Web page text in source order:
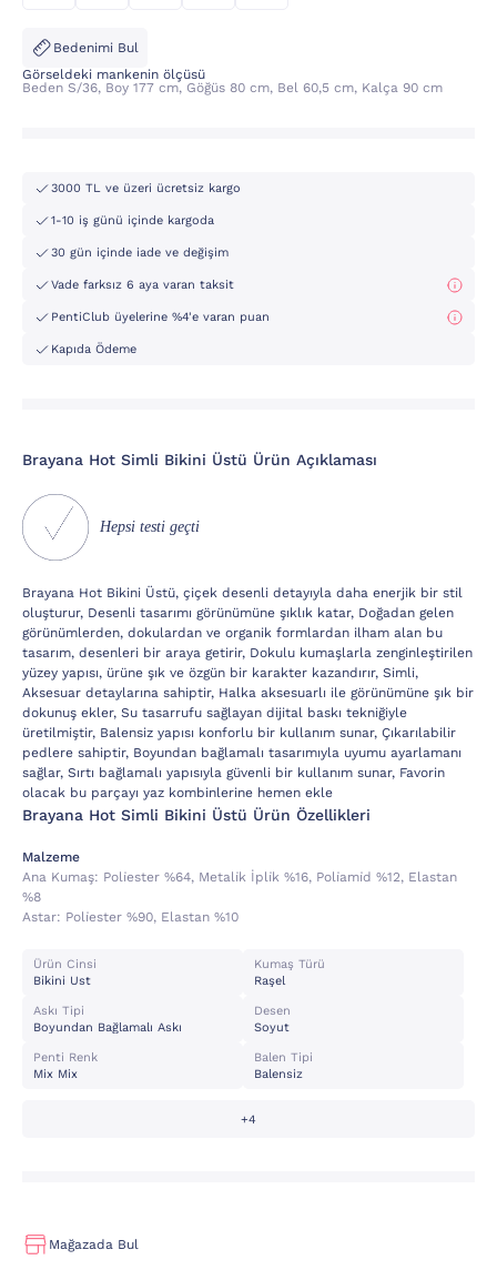
Bedenimi Bul
Görseldeki mankenin ölçüsü
Beden S/36, Boy 177 cm, Göğüs 80 cm, Bel 60,5 cm, Kalça 90 cm
3000 TL ve üzeri ücretsiz kargo
1-10 iş günü içinde kargoda
30 gün içinde iade ve değişim
Vade farksız 6 aya varan taksit
PentiClub üyelerine %4'e varan puan
Kapıda Ödeme
Brayana Hot Simli Bikini Üstü Ürün Açıklaması
Hepsi testi geçti
Brayana Hot Bikini Üstü, çiçek desenli detayıyla daha enerjik bir stil
oluşturur, Desenli tasarımı görünümüne şıklık katar, Doğadan gelen
görünümlerden, dokulardan ve organik formlardan ilham alan bu
tasarım, desenleri bir araya getirir, Dokulu kumaşlarla zenginleştirilen
yüzey yapısı, ürüne şık ve özgün bir karakter kazandırır, Simli,
Aksesuar detaylarına sahiptir, Halka aksesuarlı ile görünümüne şık bir
dokunuş ekler, Su tasarrufu sağlayan dijital baskı tekniğiyle
üretilmiştir, Balensiz yapısı konforlu bir kullanım sunar, Çıkarılabilir
pedlere sahiptir, Boyundan bağlamalı tasarımıyla uyumu ayarlamanı
sağlar, Sırtı bağlamalı yapısıyla güvenli bir kullanım sunar, Favorin
olacak bu parçayı yaz kombinlerine hemen ekle
Brayana Hot Simli Bikini Üstü Ürün Özellikleri
Malzeme
Ana Kumaş: Poli̇ester %64, Metali̇k İpli̇k %16, Poli̇ami̇d %12, Elastan
%8
Astar: Poli̇ester %90, Elastan %10
Ürün Cinsi
Bikini Ust
Kumaş Türü
Raşel
Askı Tipi
Boyundan Bağlamalı Askı
Desen
Soyut
Penti Renk
Mix Mix
Balen Tipi
Balensiz
+4
Mağazada Bul